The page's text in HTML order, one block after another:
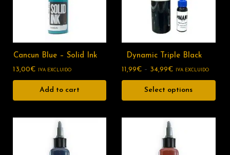
Cancun Blue – Solid Ink
13,00€ IVA EXCLUIDO
Add to cart
Dynamic Triple Black
11,99€ – 34,99€ IVA EXCLUIDO
Select options